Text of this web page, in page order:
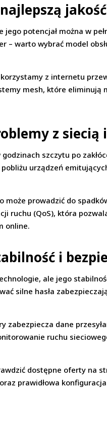
jakość
potencjał można w
warto wybrać model
z internetu
mesh, które
z siecią
szczytu po
urządzeń
może prowadzić do
ruchu (QoS), która
online.
i
ale jego
silne hasła
dane
ruchu
dostępne oferty na
prawidłowa